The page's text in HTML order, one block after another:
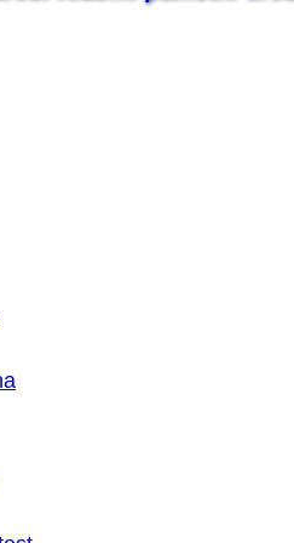
kako je nastajala
tanje i izdržljivije